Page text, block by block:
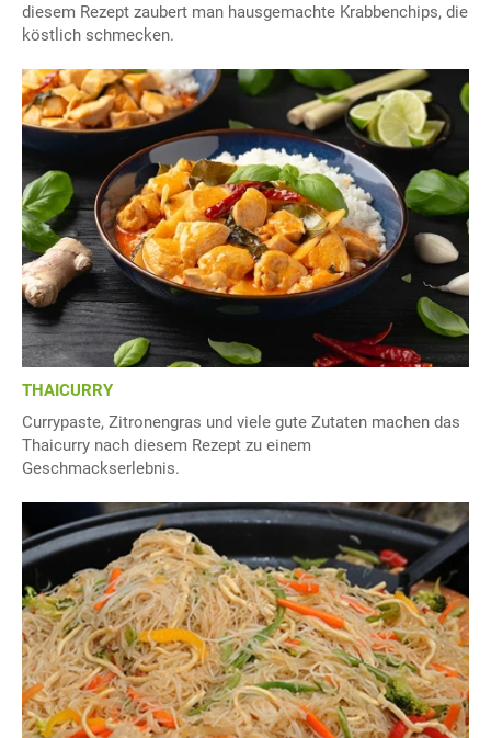
diesem Rezept zaubert man hausgemachte Krabbenchips, die
köstlich schmecken.
THAICURRY
Currypaste, Zitronengras und viele gute Zutaten machen das
Thaicurry nach diesem Rezept zu einem
Geschmackserlebnis.